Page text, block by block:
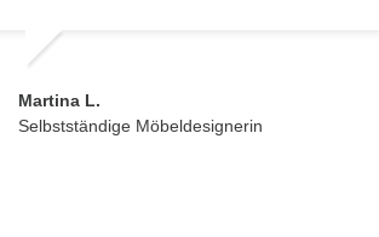
Martina L.
Selbstständige Möbeldesignerin